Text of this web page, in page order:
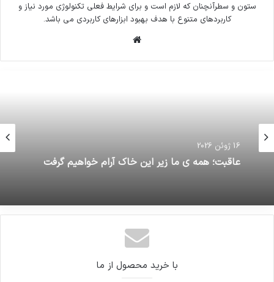
ستون و سطرآنچنان که لازم است و برای شرایط فعلی تکنولوژی مورد نیاز و
کاربردهای متنوع با هدف بهبود ابزارهای کاربردی می باشد.
16 ژوئن 2026
مهم ترین دلایل کاهش عمر باتری گوشیهای موبایل
و خراب شدن آنها
عاقبت؛ همه ى ما زير اين خاك آرام خواهيم گرفت
با خرید محصول از ما